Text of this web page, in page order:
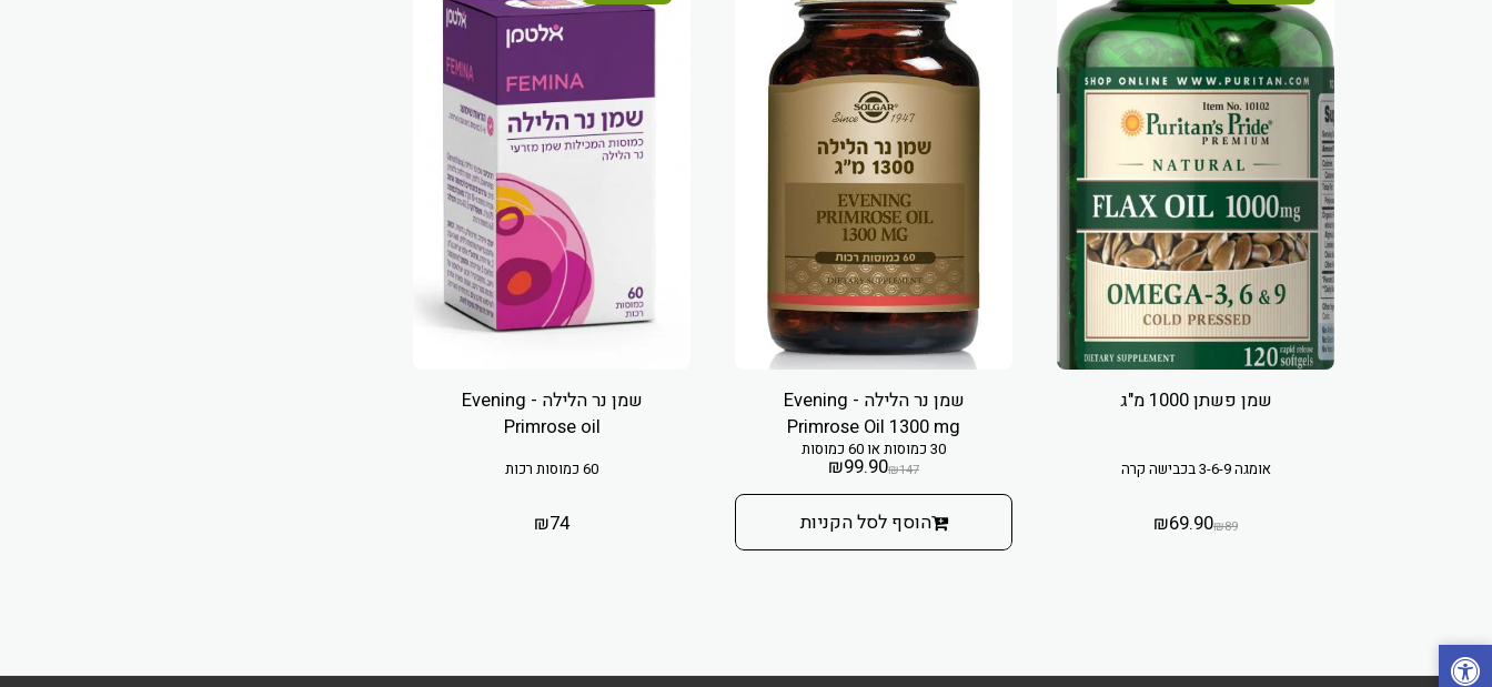
שמן פשתן 1000 מ"ג
אומגה 3-6-9 בכבישה קרה
₪89
₪69.90
שמן נר הלילה - Evening
Primrose Oil 1300 mg
30 כמוסות או 60 כמוסות
₪147
₪99.90
הוסף לסל הקניות
שמן נר הלילה - Evening
Primrose oil
60 כמוסות רכות
₪74